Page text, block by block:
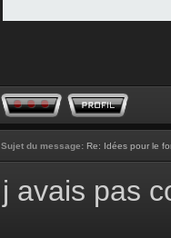
Sujet du message: Re: Idées pour le
j avais pas